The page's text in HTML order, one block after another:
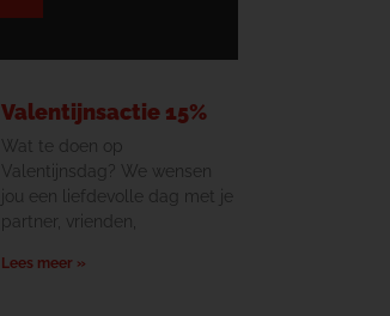
Valentijnsactie 15%
Wat te doen op
Valentijnsdag? We wensen
jou een liefdevolle dag met je
partner, vrienden,
Lees meer »